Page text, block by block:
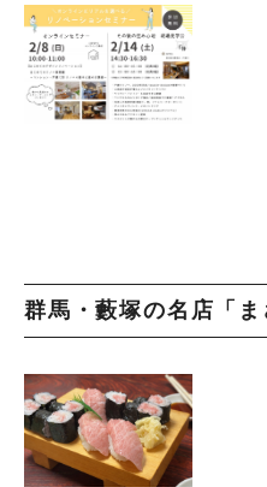
群馬・藪塚の名店「